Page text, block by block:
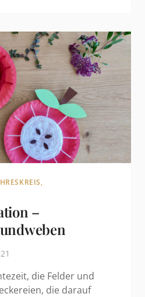
,
–
die Felder und
die darauf